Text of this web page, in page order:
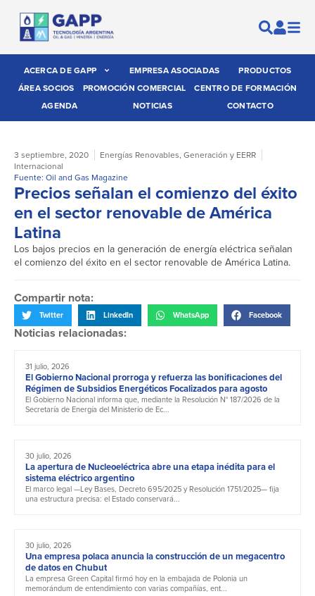
ACERCA DE GAPP EMPRESA ASOCIADAS
PRODUCTOS
ÁREA SOCIOS
PROMOCIÓN COMERCIAL
CENTRO DE FORMACIÓN
AGENDA
NOTICIAS CONTACTO
3 septiembre, 2020 Energías Renovables, Generación y EERR
Internacional
Fuente: Oil and Gas Magazine
Precios señalan el comienzo del éxito
en el sector renovable de América
Latina
Los bajos precios en la generación de energía eléctrica señalan
el comienzo del éxito en el sector renovable de América Latina.
Compartir nota:
Twitter LinkedIn WhatsApp Facebook
Noticias relacionadas:
31 julio, 2026
El Gobierno Nacional prorroga y refuerza las bonificaciones del
Régimen de Subsidios Energéticos Focalizados para agosto
El Gobierno Nacional informa que, mediante la Resolución N° 187/2026 de la
Secretaría de Energía del Ministerio de Ec...
30 julio, 2026
La apertura de Nucleoeléctrica abre una etapa inédita para el
sistema eléctrico argentino
El marco legal —Ley Bases, Decreto 695/2025 y Resolución 1751/2025— fija
una estructura precisa: el Estado conservará...
30 julio, 2026
Una empresa polaca anuncia la construcción de un megacentro
de datos en Chubut
La empresa Green Capital firmó hoy en la embajada de Polonia un
memorándum de entendimiento con varias compañías, ent...